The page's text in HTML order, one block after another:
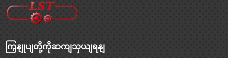
ကြှနျုပျတို့ကိုဆကျသှယျရနျ